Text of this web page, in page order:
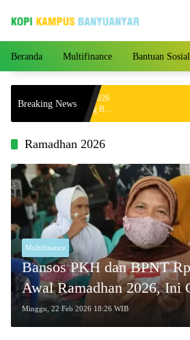
Beranda Multifinance Bantuan Sosial
Breaking News
Hari Ini 4 Agustus 2026
per Gram, Peluang Beli
Ramadhan 2026
Multifinance
Bansos PKH dan BPNT
Awal Ramadhan 2026, Ini
di Rekening KKS!
Minggu, 22 Feb 2026 18:26 WIB